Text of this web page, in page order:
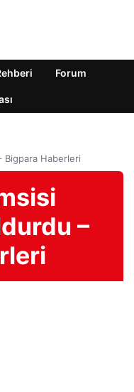
Forum
Bigpara Haberleri
–